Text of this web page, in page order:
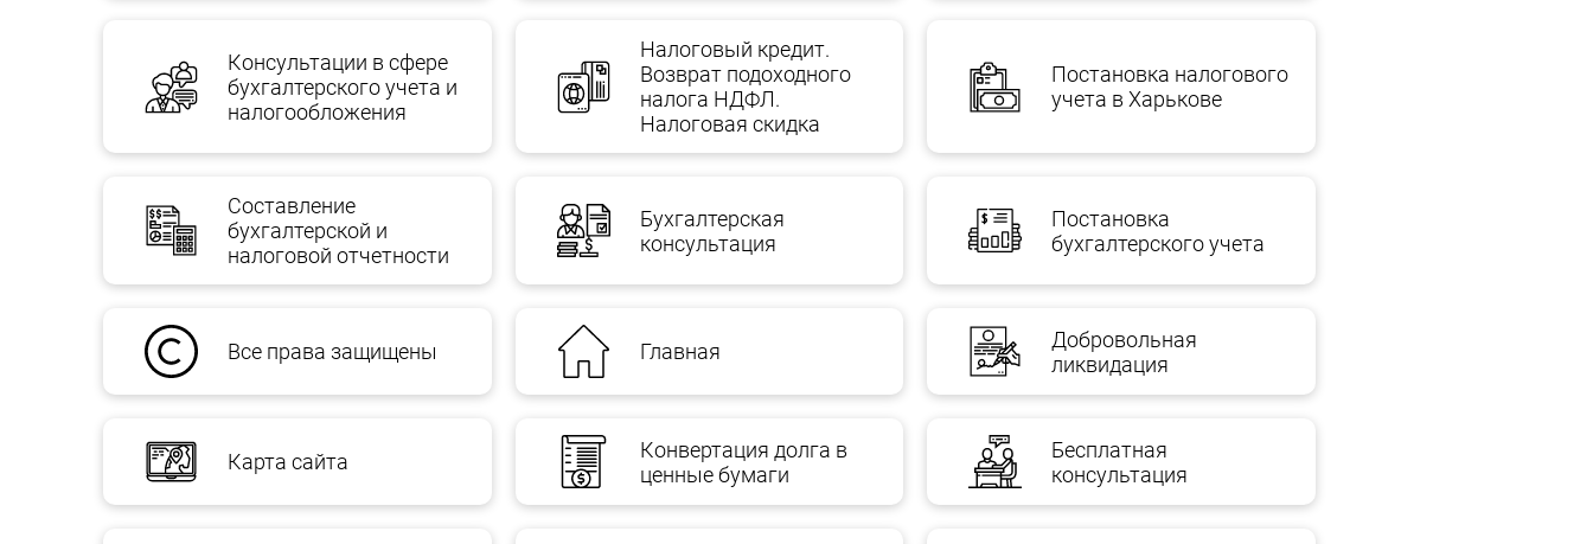
Консультации в сфере
бухгалтерского учета и
налогообложения
Налоговый кредит.
Возврат подоходного
налога НДФЛ.
Налоговая скидка
Постановка налогового
учета в Харькове
Составление
бухгалтерской и
налоговой отчетности
Бухгалтерская
консультация
Постановка
бухгалтерского учета
Все права защищены Главная
Добровольная
ликвидация
Карта сайта
Конвертация долга в
ценные бумаги
Бесплатная
консультация